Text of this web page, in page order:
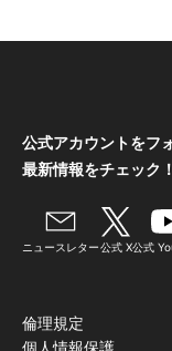
公式アカウントをフ
最新情報をチェック！
ニュースレター公式 X公式
倫理規定
個人情報保護